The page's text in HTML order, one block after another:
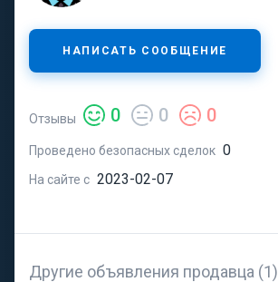
НАПИСАТЬ СООБЩЕНИЕ
Отзывы 0 0 0
Проведено безопасных сделок 0
На сайте с 2023-02-07
Другие объявления продавца (1)